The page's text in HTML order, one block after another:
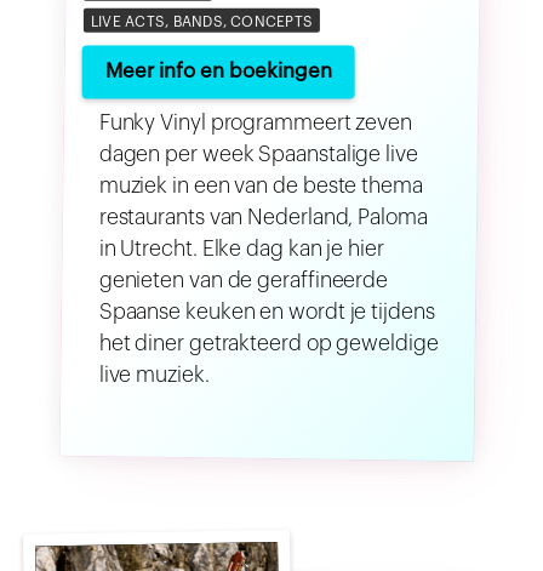
LIVE ACTS, BANDS, CONCEPTS
Meer info en boekingen
Funky Vinyl programmeert zeven
dagen per week Spaanstalige live
muziek in een van de beste thema
restaurants van Nederland, Paloma
in Utrecht. Elke dag kan je hier
genieten van de geraffineerde
Spaanse keuken en wordt je tijdens
het diner getrakteerd op geweldige
live muziek.